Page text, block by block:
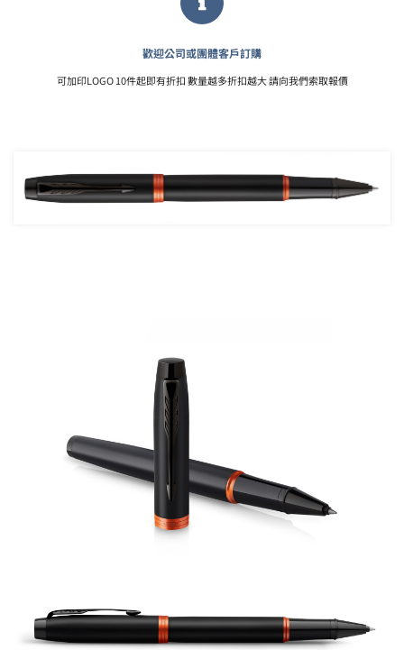
歡迎公司或團體客戶訂購
可加印LOGO 10件起即有折扣 數量越多折扣越大 請向我們索取報價